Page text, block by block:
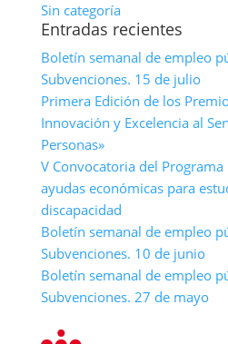
Sin categoría
Entradas recientes
Boletín semanal de empleo
Subvenciones. 15 de julio
Primera Edición de los
Innovación y Excelencia al
Personas»
V Convocatoria del Programa
ayudas económicas para
discapacidad
Boletín semanal de empleo
Subvenciones. 10 de junio
Boletín semanal de empleo
Subvenciones. 27 de mayo